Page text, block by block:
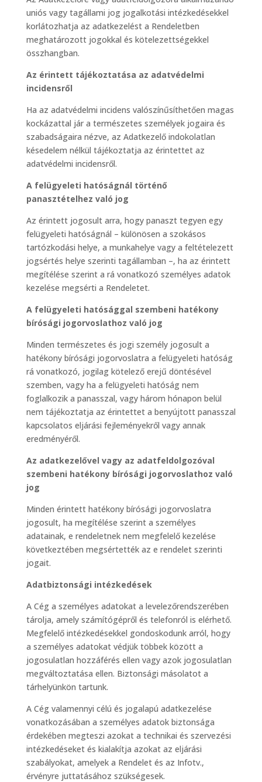
uniós vagy tagállami jog jogalkotási intézkedésekkel
korlátozhatja az adatkezelést a Rendeletben
meghatározott jogokkal és kötelezettségekkel
összhangban.
Az érintett tájékoztatása az adatvédelmi
incidensről
Ha az adatvédelmi incidens valószínűsíthetően magas
kockázattal jár a természetes személyek jogaira és
szabadságaira nézve, az Adatkezelő indokolatlan
késedelem nélkül tájékoztatja az érintettet az
adatvédelmi incidensről.
A felügyeleti hatóságnál történő
panasztételhez való jog
Az érintett jogosult arra, hogy panaszt tegyen egy
felügyeleti hatóságnál – különösen a szokásos
tartózkodási helye, a munkahelye vagy a feltételezett
jogsértés helye szerinti tagállamban –, ha az érintett
megítélése szerint a rá vonatkozó személyes adatok
kezelése megsérti a Rendeletet.
A felügyeleti hatósággal szembeni hatékony
bírósági jogorvoslathoz való jog
Minden természetes és jogi személy jogosult a
hatékony bírósági jogorvoslatra a felügyeleti hatóság
rá vonatkozó, jogilag kötelező erejű döntésével
szemben, vagy ha a felügyeleti hatóság nem
foglalkozik a panasszal, vagy három hónapon belül
nem tájékoztatja az érintettet a benyújtott panasszal
kapcsolatos eljárási fejleményekről vagy annak
eredményéről.
Az adatkezelővel vagy az adatfeldolgozóval
szembeni hatékony bírósági jogorvoslathoz való
jog
Minden érintett hatékony bírósági jogorvoslatra
jogosult, ha megítélése szerint a személyes
adatainak, e rendeletnek nem megfelelő kezelése
következtében megsértették az e rendelet szerinti
jogait.
Adatbiztonsági intézkedések
A Cég a személyes adatokat a levelezőrendszerében
tárolja, amely számítógépről és telefonról is elérhető.
Megfelelő intézkedésekkel gondoskodunk arról, hogy
a személyes adatokat védjük többek között a
jogosulatlan hozzáférés ellen vagy azok jogosulatlan
megváltoztatása ellen. Biztonsági másolatot a
tárhelyünkön tartunk.
A Cég valamennyi célú és jogalapú adatkezelése
vonatkozásában a személyes adatok biztonsága
érdekében megteszi azokat a technikai és szervezési
intézkedéseket és kialakítja azokat az eljárási
szabályokat, amelyek a Rendelet és az Infotv.,
érvényre juttatásához szükségesek.